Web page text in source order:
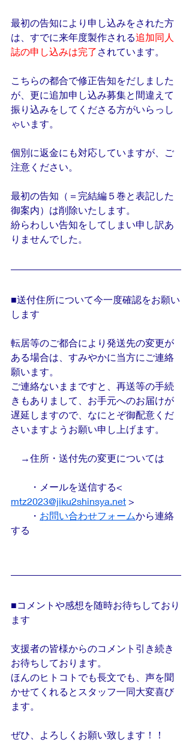
最初の告知により申し込みをされた方
は、すでに来年度製作される追加同人
誌の申し込みは完了 されています。
こちらの都合で修正告知をだしました
が、更に追加申し込み募集と間違えて
振り込みをしてくださる方がいらっし
ゃいます。
個別に返金にも対応していますが、ご
注意ください。
最初の告知（＝完結編５巻と表記した
御案内）は削除いたします。
紛らわしい告知をしてしまい申し訳あ
りませんでした。
■送付住所について今一度確認をお願い
します
転居等のご都合により発送先の変更が
ある場合は、すみやかに当方にご連絡
願います。
ご連絡ないままですと、再送等の手続
きもありまして、お手元へのお届けが
遅延しますので、なにとぞ御配意くだ
さいますようお願い申し上げます。
→住所・送付先の変更については
・メールを送信する<
mtz2023@jiku2shinsya.net >
・ お問い合わせフォームから連絡
する
■コメントや感想を随時お待ちしており
ます
支援者の皆様からのコメント引き続き
お待ちしております。
ほんのヒトコトでも長文でも、声を聞
かせてくれるとスタッフ一同大変喜び
ます。
ぜひ、よろしくお願い致します！！